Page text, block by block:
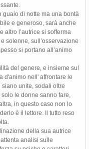
guaio di notte ma una bontà
e generoso, sarà anche
altro l’autrice si sofferma
solenne, sull’osservazione
si portano all’animo
del genere, e insieme sul
d'animo nell' affrontare le
unite, sodali oltre
le donne sanno fare,
in questo caso non lo
è il lettore. Il tutto reso
della sua autrice
analisi sulle